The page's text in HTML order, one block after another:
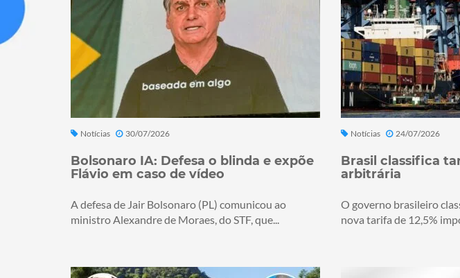
Notícias 30/07/2026
Bolsonaro IA: Defesa o blinda e expõe
Flávio em caso de vídeo
A defesa de Jair Bolsonaro (PL) comunicou ao
ministro Alexandre de Moraes, do STF, que...
Notícias 24/07/2026
Brasil classifica
arbitrária
O governo brasileiro
nova tarifa de 12,5%